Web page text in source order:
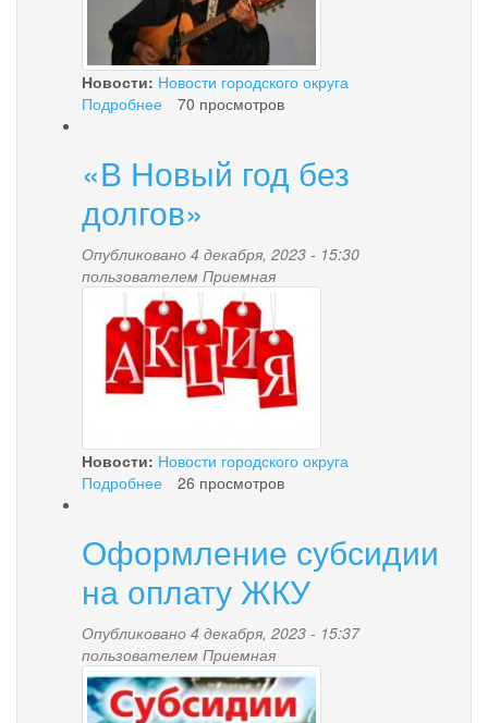
Новости: Новости городского округа
Подробнее
70 просмотров
«В Новый год без
долгов»
Опубликовано 4 декабря, 2023 - 15:30
пользователем Приемная
2.jpg
Новости: Новости городского округа
Подробнее
год
без
долгов»
26 просмотров
Оформление субсидии
на оплату ЖКУ
Опубликовано 4 декабря, 2023 - 15:37
пользователем Приемная
3.jpg